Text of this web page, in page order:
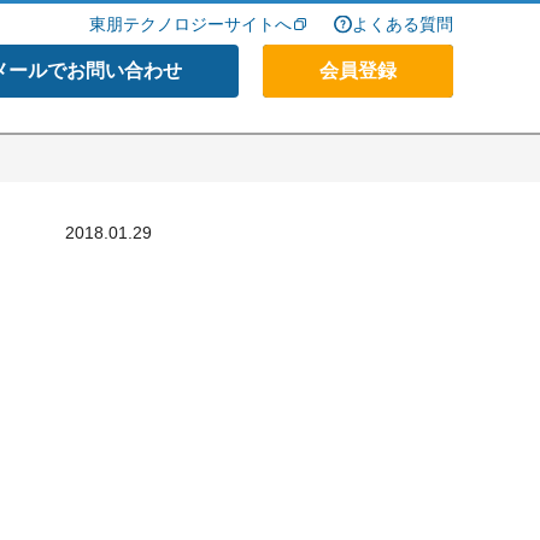
東朋テクノロジーサイトへ よくある質問
ールでお問い合わせ 会員登録
2018.01.29